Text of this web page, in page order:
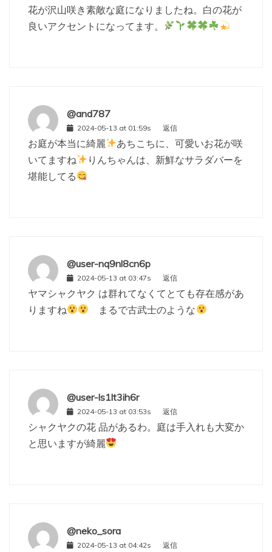
花が沢山咲き素敵な庭になりましたね。白の花が
良いアクセントになってます。
@and787
2024-05-13 at 01:59s 返信
お庭が本当に綺麗
あちこちに、可愛いお花が咲
いてますね
りんちゃんは、新鮮なサラダバーを
堪能してる
@user-nq9nl8cn6p
2024-05-13 at 03:47s 返信
ヤマシャクヤク は群れてなくてとても存在感があ
りますね
まるで古武士のような
@user-ls1lt3ih6r
2024-05-13 at 03:53s 返信
シャクヤクの花 品があるわ。庭は手入れも大変か
と思いますが綺麗
@neko_sora
2024-05-13 at 04:42s 返信